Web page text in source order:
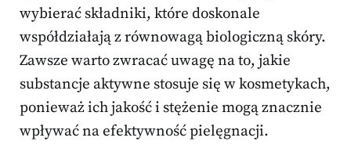
wybierać składniki, które doskonale
współdziałają z równowagą biologiczną skóry.
Zawsze warto zwracać uwagę na to, jakie
substancje aktywne stosuje się w kosmetykach,
ponieważ ich jakość i stężenie mogą znacznie
wpływać na efektywność pielęgnacji.